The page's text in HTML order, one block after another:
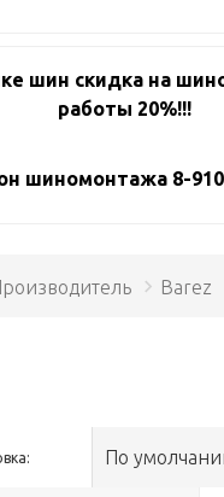
шин скидка на
работы 20%!!!
шиномонтажа 8-
Barez
По